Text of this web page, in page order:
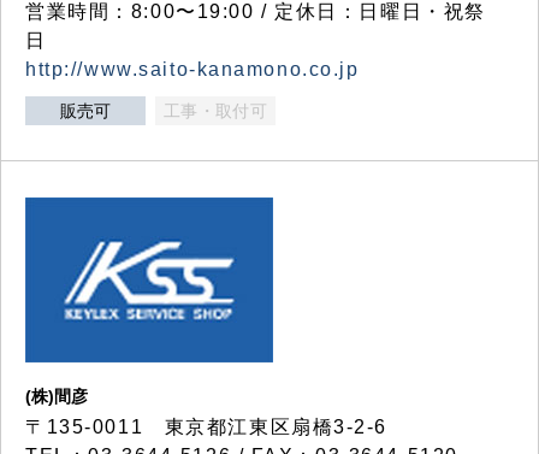
営業時間：8:00〜19:00 / 定休日：日曜日・祝祭
日
http://www.saito-kanamono.co.jp
販売可 工事・取付可
(株)間彦
〒135-0011 東京都江東区扇橋3-2-6